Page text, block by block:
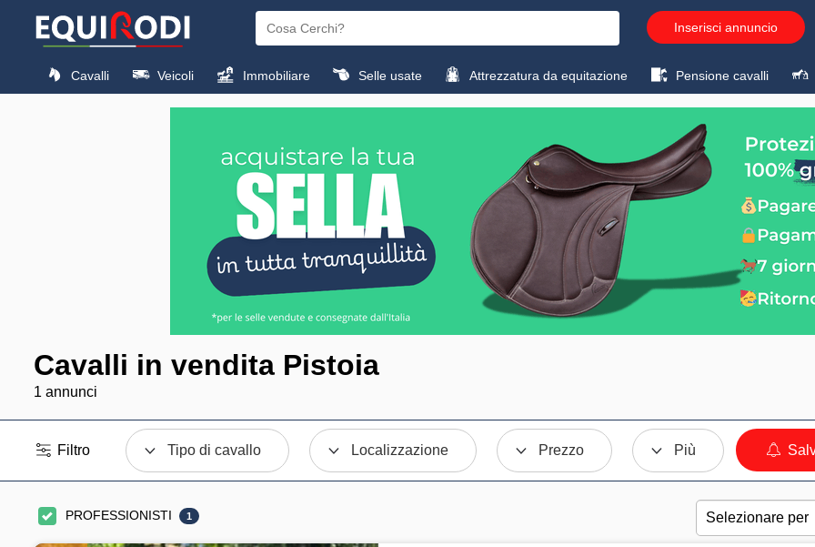
Inserisci annuncio
Cavalli Veicoli Immobiliare Selle usate Attrezzatura da equitazione Pensione cavalli
Cavalli in vendita Pistoia
1 annunci
Filtro Tipo di cavallo Localizzazione Prezzo Più
PROFESSIONISTI 1